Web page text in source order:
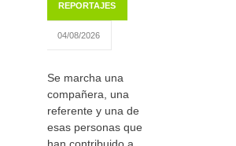
REPORTAJES
04/08/2026
Se marcha una
compañera, una
referente y una de
esas personas que